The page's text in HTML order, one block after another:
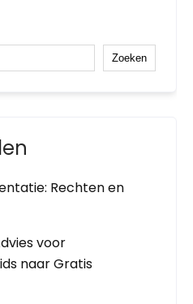
Zoeken
Rechten en
voor
naar Gratis